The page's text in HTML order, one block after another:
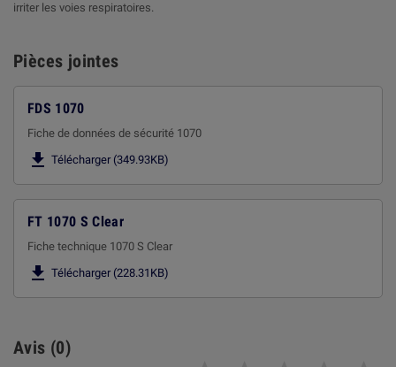
irriter les voies respiratoires.
Pièces jointes
FDS 1070
Fiche de données de sécurité 1070
 Télécharger (349.93KB)
FT 1070 S Clear
Fiche technique 1070 S Clear
 Télécharger (228.31KB)
Avis (0)